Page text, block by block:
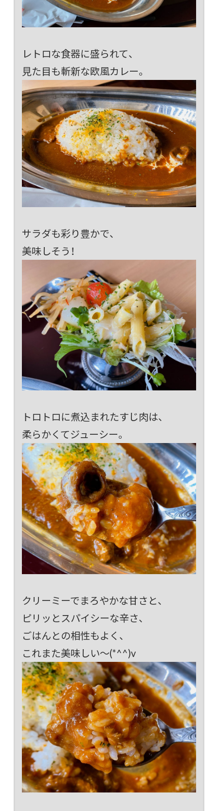
レトロな食器に盛られて、
見た目も斬新な欧風カレー。
サラダも彩り豊かで、
美味しそう！
トロトロに煮込まれたすじ肉は、
柔らかくてジューシー。
クリーミーでまろやかな甘さと、
ピリッとスパイシーな辛さ、
ごはんとの相性もよく、
これまた美味しい～(*^^)v